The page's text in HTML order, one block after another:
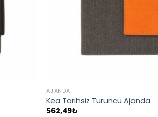
AJANDA
Kea Tarihsiz Turuncu Ajanda
562,49₺